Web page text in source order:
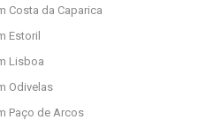
Costa da Caparica
Estoril
Lisboa
Odivelas
Paço de Arcos